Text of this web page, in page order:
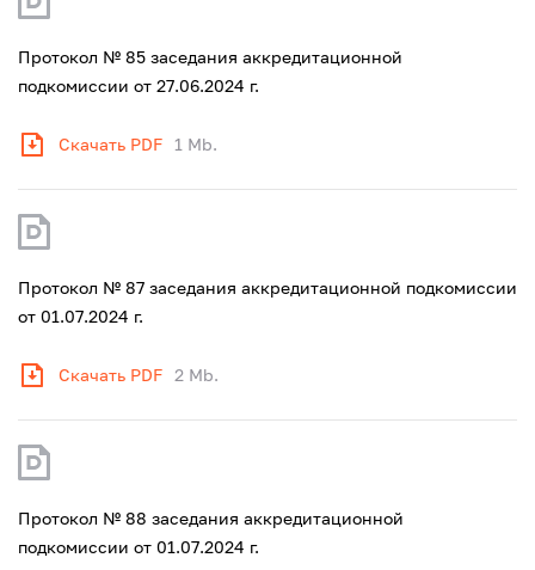
Протокол № 85 заседания аккредитационной
подкомиссии от 27.06.2024 г.
Скачать PDF 1 Mb.
Протокол № 87 заседания аккредитационной подкомиссии
от 01.07.2024 г.
Скачать PDF 2 Mb.
Протокол № 88 заседания аккредитационной
подкомиссии от 01.07.2024 г.